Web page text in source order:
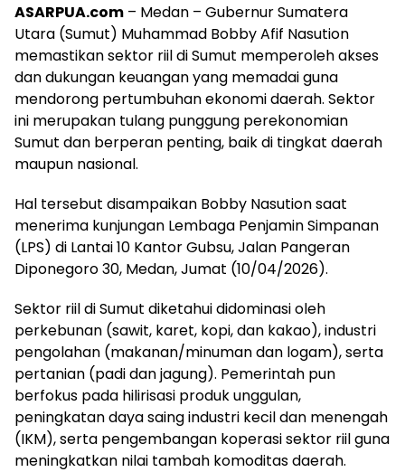
ASARPUA.com – Medan – Gubernur Sumatera
Utara (Sumut) Muhammad Bobby Afif Nasution
memastikan sektor riil di Sumut memperoleh akses
dan dukungan keuangan yang memadai guna
mendorong pertumbuhan ekonomi daerah. Sektor
ini merupakan tulang punggung perekonomian
Sumut dan berperan penting, baik di tingkat daerah
maupun nasional.
Hal tersebut disampaikan Bobby Nasution saat
menerima kunjungan Lembaga Penjamin Simpanan
(LPS) di Lantai 10 Kantor Gubsu, Jalan Pangeran
Diponegoro 30, Medan, Jumat (10/04/2026).
Sektor riil di Sumut diketahui didominasi oleh
perkebunan (sawit, karet, kopi, dan kakao), industri
pengolahan (makanan/minuman dan logam), serta
pertanian (padi dan jagung). Pemerintah pun
berfokus pada hilirisasi produk unggulan,
peningkatan daya saing industri kecil dan menengah
(IKM), serta pengembangan koperasi sektor riil guna
meningkatkan nilai tambah komoditas daerah.